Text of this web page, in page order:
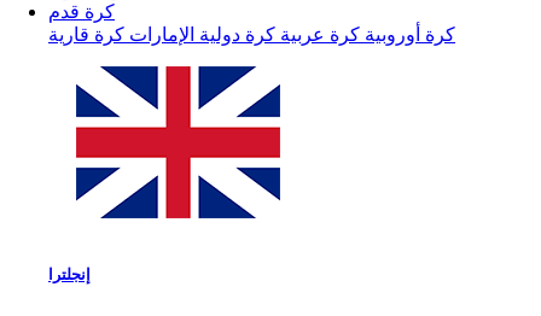
كرة قدم
كرة أوروبية كرة عربية كرة دولية الإمارات كرة قارية
إنجلترا